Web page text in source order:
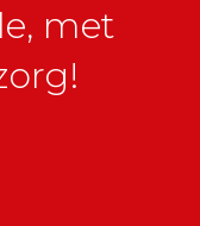
met